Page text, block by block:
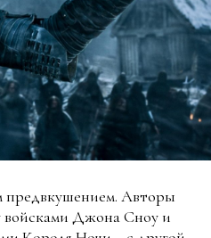
предвкушением. Авторы
войсками Джона Сноу и